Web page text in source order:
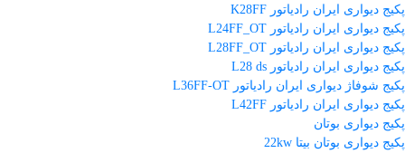
پکیج دیواری ایران رادیاتور K28FF
پکیج دیواری ایران رادیاتور L24FF_OT
پکیج دیواری ایران رادیاتور L28FF_OT
پکیج دیواری ایران رادیاتور L28 ds
پکیج شوفاژ دیواری ایران رادیاتور L36FF-OT
پکیج دیواری ایران رادیاتور L42FF
پکیج دیواری بوتان
پکیج دیواری بوتان بیتا 22kw